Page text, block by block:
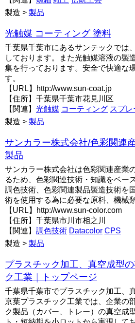
製造 > 製品
光触媒 コーティング 塗料
千葉県千葉市にあるサンテックでは
しております。また光触媒溶液の製
集を行っております。安全で快適な
す。
【URL】http://www.sun-coat.jp
【住所】千葉県千葉市花見川区
【関連】 光触媒 コーティング スプレ
製造 > 製品
サンカラー株式会社/色彩関
製品
サンカラー株式会社は色彩関連産業
るため、色彩関連技術・知識をベー
調色技術、色彩関連製品製造技術を
術を使用する為に必要な原料、機械
【URL】http://www.sun-color.com
【住所】千葉県市川市相之川
【関連】 調色技術 Datacolor CPS
製造 > 製品
プラスチック加工、真空成型
ク工業｜トップページ
千葉県千葉市でプラスチック加工、
京葉プラスチック工業では、企業の
ク製品（カバー、トレー）の真空成